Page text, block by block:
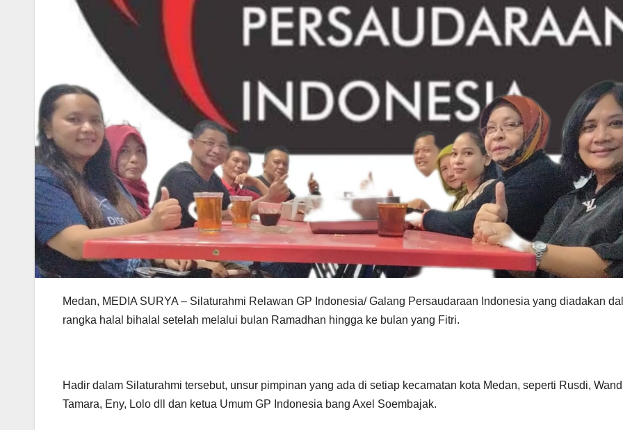
Medan, MEDIA SURYA – Silaturahmi Relawan GP Indonesia/ Galang Persaudaraan Indonesia yang diadakan
rangka halal bihalal setelah melalui bulan Ramadhan hingga ke bulan yang Fitri.
Hadir dalam Silaturahmi tersebut, unsur pimpinan yang ada di setiap kecamatan kota Medan, seperti Rusdi,
Tamara, Eny, Lolo dll dan ketua Umum GP Indonesia bang Axel Soembajak.